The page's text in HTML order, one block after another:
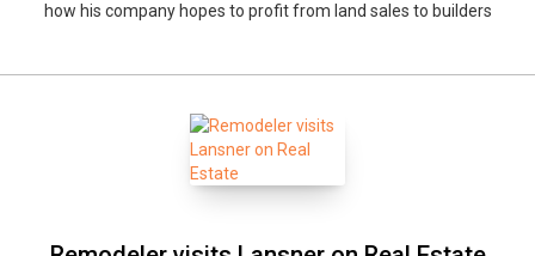
how his company hopes to profit from land sales to builders